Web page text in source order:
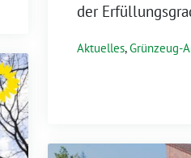
der
Aktuelles,Grünzeug-